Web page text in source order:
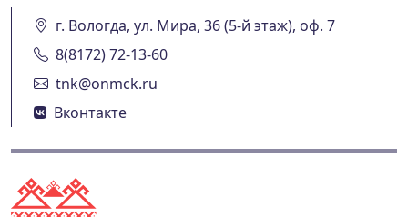
г. Вологда, ул. Мира, 36 (5-й этаж), оф. 7
8(8172) 72-13-60
tnk@onmck.ru
Вконтакте